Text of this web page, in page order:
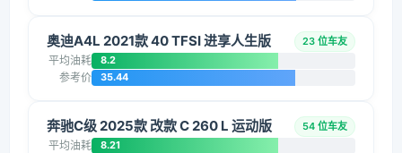
奥迪A4L 2021款 40 TFSI 进享人生版 23 位车友
平均油耗 8.2
参考价 35.44
奔驰C级 2025款 改款 C 260 L 运动版 54 位车友
平均油耗 8.21